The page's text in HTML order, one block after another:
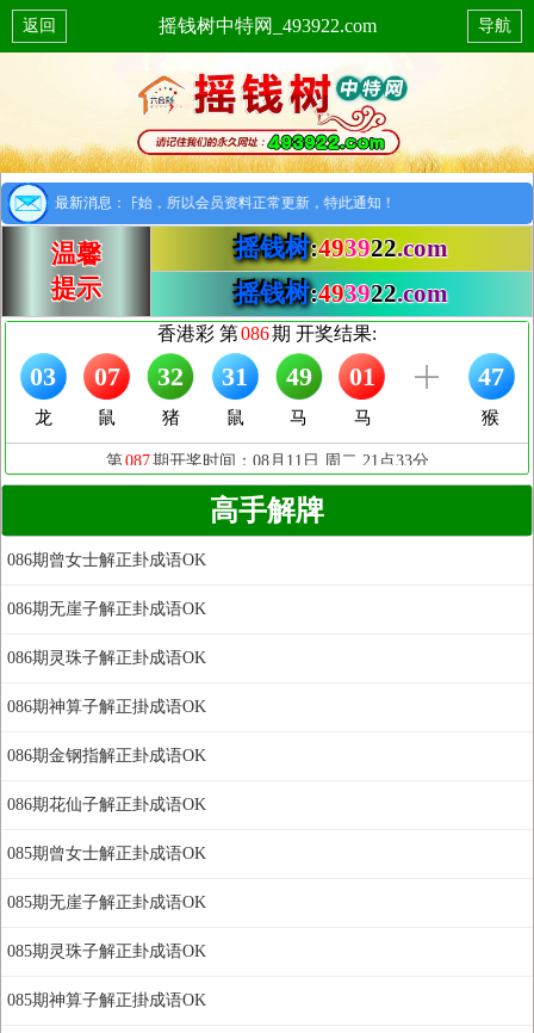
返回 摇钱树中特网_493922.com 导航
最新消息：
示：8月1日开始，所以会员资料正常更新，特此通知！
温馨
提示
摇钱树:493922.com
摇钱树:493922.com
高手解牌
086期曾女士解正卦成语OK
086期无崖子解正卦成语OK
086期灵珠子解正卦成语OK
086期神算子解正掛成语OK
086期金钢指解正卦成语OK
086期花仙子解正卦成语OK
085期曾女士解正卦成语OK
085期无崖子解正卦成语OK
085期灵珠子解正卦成语OK
085期神算子解正掛成语OK